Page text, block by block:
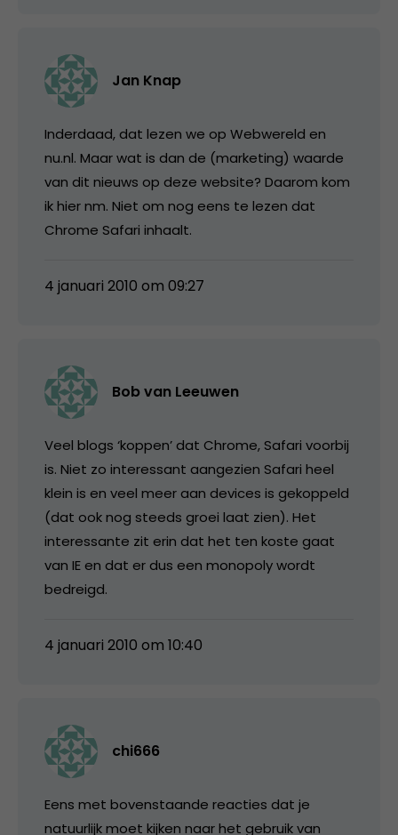
Jan Knap
Inderdaad, dat lezen we op Webwereld en
nu.nl. Maar wat is dan de (marketing) waarde
van dit nieuws op deze website? Daarom kom
ik hier nm. Niet om nog eens te lezen dat
Chrome Safari inhaalt.
4 januari 2010 om 09:27
Bob van Leeuwen
Veel blogs ‘koppen’ dat Chrome, Safari voorbij
is. Niet zo interessant aangezien Safari heel
klein is en veel meer aan devices is gekoppeld
(dat ook nog steeds groei laat zien). Het
interessante zit erin dat het ten koste gaat
van IE en dat er dus een monopoly wordt
bedreigd.
4 januari 2010 om 10:40
chi666
Eens met bovenstaande reacties dat je
natuurlijk moet kijken naar het gebruik van